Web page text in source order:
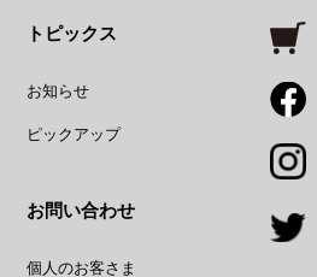
トピックス
お知らせ
ピックアップ
お問い合わせ
個人のお客さま